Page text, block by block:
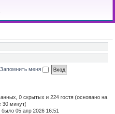
Запомнить меня
0 скрытых и 224 гостя (основано на
30 минут)
было 05 апр 2026 16:51